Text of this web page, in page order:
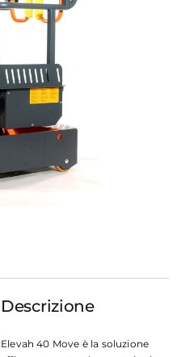
Descrizione
Elevah 40 Move è la soluzione